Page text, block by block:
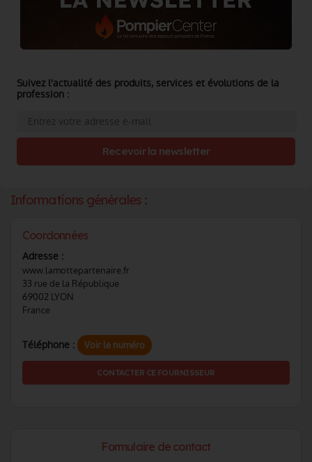
Informations générales :
Coordonnées
Adresse :
www.lamottepartenaire.fr
33 rue de la République
69002 LYON
France
Téléphone : Voir le numéro
CONTACTER CE FOURNISSEUR
Formulaire de contact
Suivez l'actualité des produits, services et évolutions de la
profession :
Recevoir la newsletter